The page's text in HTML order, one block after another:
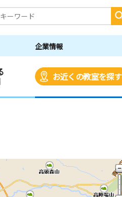
企業情報
お近くの教室を探す